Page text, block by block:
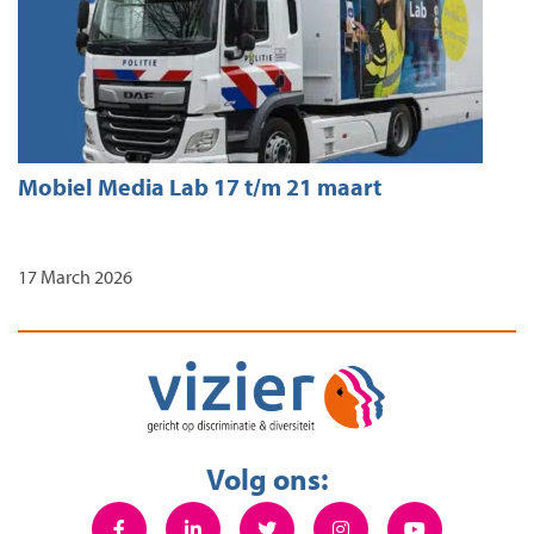
Mobiel Media Lab 17 t/m 21 maart
17 March 2026
Volg ons: